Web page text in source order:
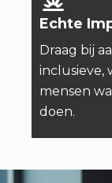
Echte
Draag bij
inclusieve,
mensen
doen.